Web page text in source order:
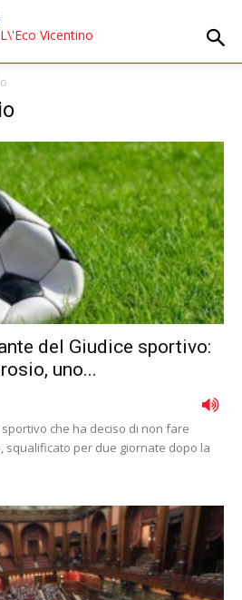
del Giudice sportivo:
uno...
che ha deciso di non fare
squalificato per due giornate dopo la